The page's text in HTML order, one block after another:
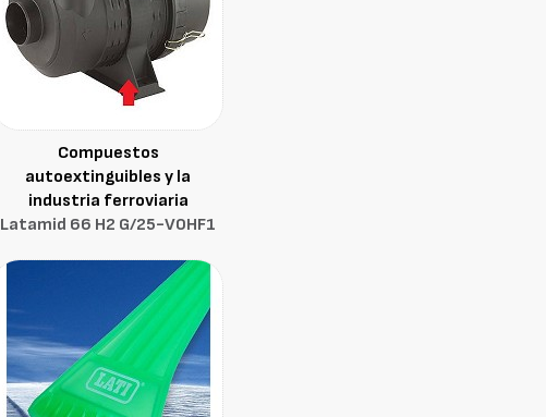
Compuestos
autoextinguibles y la
industria ferroviaria
Latamid 66 H2 G/25-V0HF1